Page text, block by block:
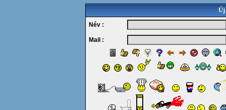
Új
Név :
Mail :